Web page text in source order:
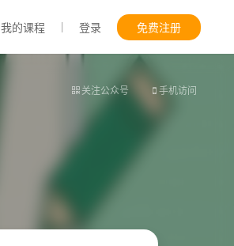
我的课程 | 登录 免费注册
关注公众号 手机访问